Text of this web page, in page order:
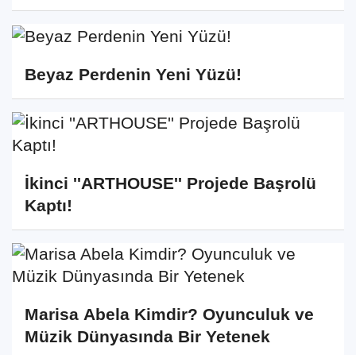
Beyaz Perdenin Yeni Yüzü!
İkinci ''ARTHOUSE'' Projede Başrolü
Kaptı!
Marisa Abela Kimdir? Oyunculuk ve
Müzik Dünyasında Bir Yetenek